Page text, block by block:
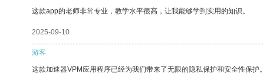
这款app的老师非常专业，教学水平很高，让我能够学到实用的知识。
2025-09-10
游客
这款加速器VPM应用程序已经为我们带来了无限的隐私保护和安全性保护。